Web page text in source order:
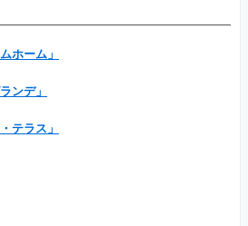
ホーム」
ンデ」
テラス」